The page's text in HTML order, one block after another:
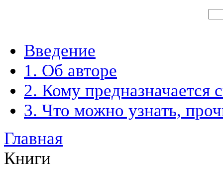
Введение
1. Об авторе
2. Кому предназначается
3. Что можно узнать,
Главная
Книги